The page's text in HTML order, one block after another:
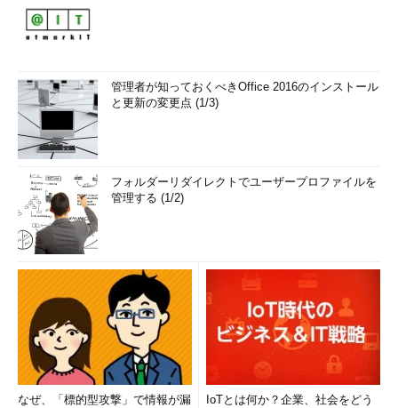
管理者が知っておくべきOffice 2016のインストール
と更新の変更点 (1/3)
フォルダーリダイレクトでユーザープロファイルを
管理する (1/2)
なぜ、「標的型攻撃」で情報が漏
IoTとは何か？企業、社会をどう